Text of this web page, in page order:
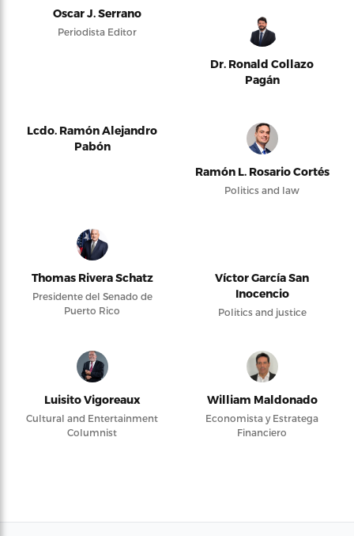
Oscar J. Serrano
Periodista Editor
Dr. Ronald Collazo
Pagán
Lcdo. Ramón Alejandro
Pabón
Ramón L. Rosario Cortés
Politics and law
Thomas Rivera Schatz
Presidente del Senado de
Puerto Rico
Víctor García San
Inocencio
Politics and justice
Luisito Vigoreaux
Cultural and Entertainment
Columnist
William Maldonado
Economista y Estratega
Financiero